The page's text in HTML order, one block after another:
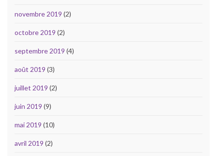
novembre 2019 (2)
octobre 2019 (2)
septembre 2019 (4)
août 2019 (3)
juillet 2019 (2)
juin 2019 (9)
mai 2019 (10)
avril 2019 (2)